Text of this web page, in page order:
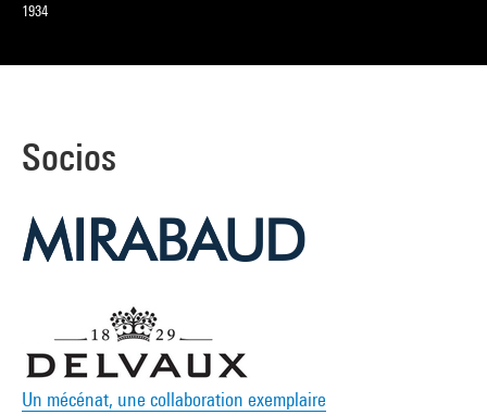
1934
Socios
Un mécénat, une collaboration exemplaire